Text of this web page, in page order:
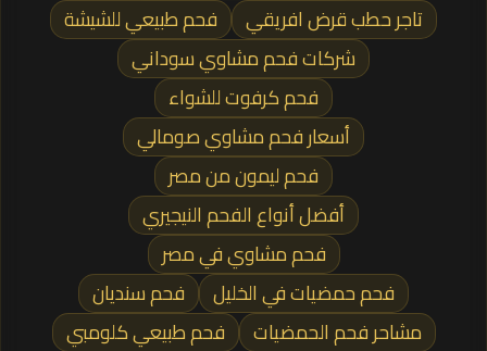
تاجر حطب قرض افريقي
فحم طبيعي للشيشة
شركات فحم مشاوي سوداني
فحم كرفوت للشواء
أسعار فحم مشاوي صومالي
فحم ليمون من مصر
أفضل أنواع الفحم النيجيري
فحم مشاوي في مصر
فحم حمضيات في الخليل
فحم سنديان
مشاحر فحم الحمضيات
فحم طبيعي كلومبي